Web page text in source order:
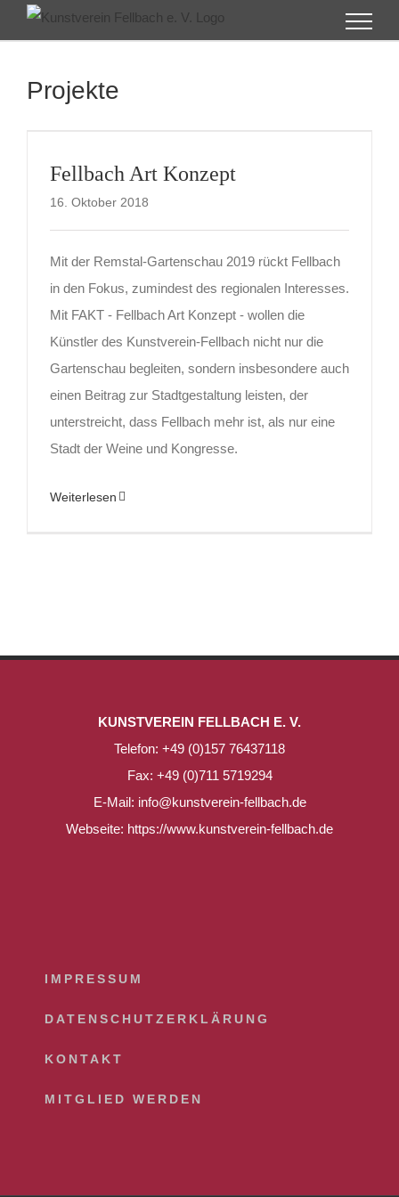
Inhalt
Projekte
Fellbach Art Konzept
16. Oktober 2018
Mit der Remstal-Gartenschau 2019 rückt Fellbach
in den Fokus, zumindest des regionalen Interesses.
Mit FAKT - Fellbach Art Konzept - wollen die
Künstler des Kunstverein-Fellbach nicht nur die
Gartenschau begleiten, sondern insbesondere auch
einen Beitrag zur Stadtgestaltung leisten, der
unterstreicht, dass Fellbach mehr ist, als nur eine
Stadt der Weine und Kongresse.
Weiterlesen
KUNSTVEREIN FELLBACH E. V.
Telefon: +49 (0)157 76437118
Fax: +49 (0)711 5719294
E-Mail: info@kunstverein-fellbach.de
Webseite: https://www.kunstverein-fellbach.de
IMPRESSUM
DATENSCHUTZERKLÄRUNG
KONTAKT
MITGLIED WERDEN